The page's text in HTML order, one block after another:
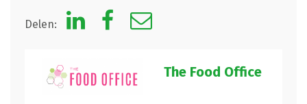
Delen:
The Food Office